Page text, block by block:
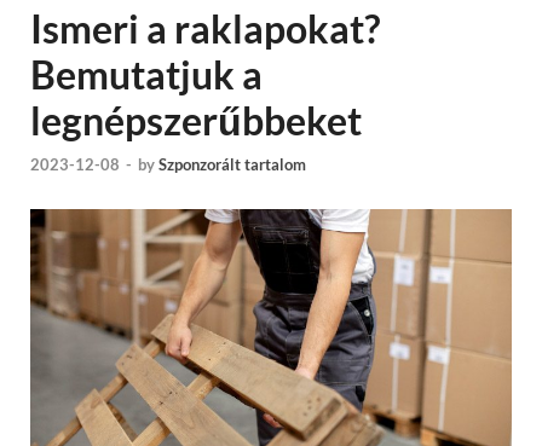
Ismeri a raklapokat?
Bemutatjuk a
legnépszerűbbeket
2023-12-08 - bySzponzorált tartalom